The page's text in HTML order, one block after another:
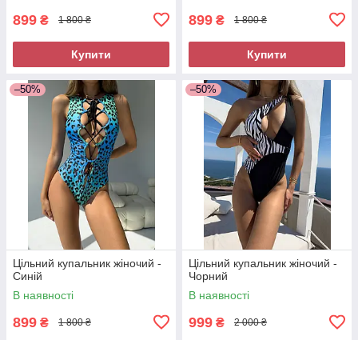
899 ₴ 1 800 ₴
Купити
899 ₴ 1 800 ₴
Купити
–50%
Цільний купальник жіночий -
Синій
В наявності
899 ₴ 1 800 ₴
–50%
Цільний купальник жіночий -
Чорний
В наявності
999 ₴ 2 000 ₴